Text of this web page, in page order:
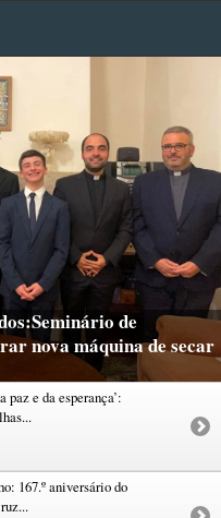
de
nova máquina de secar
paz e da esperança’:
167.º aniversário do